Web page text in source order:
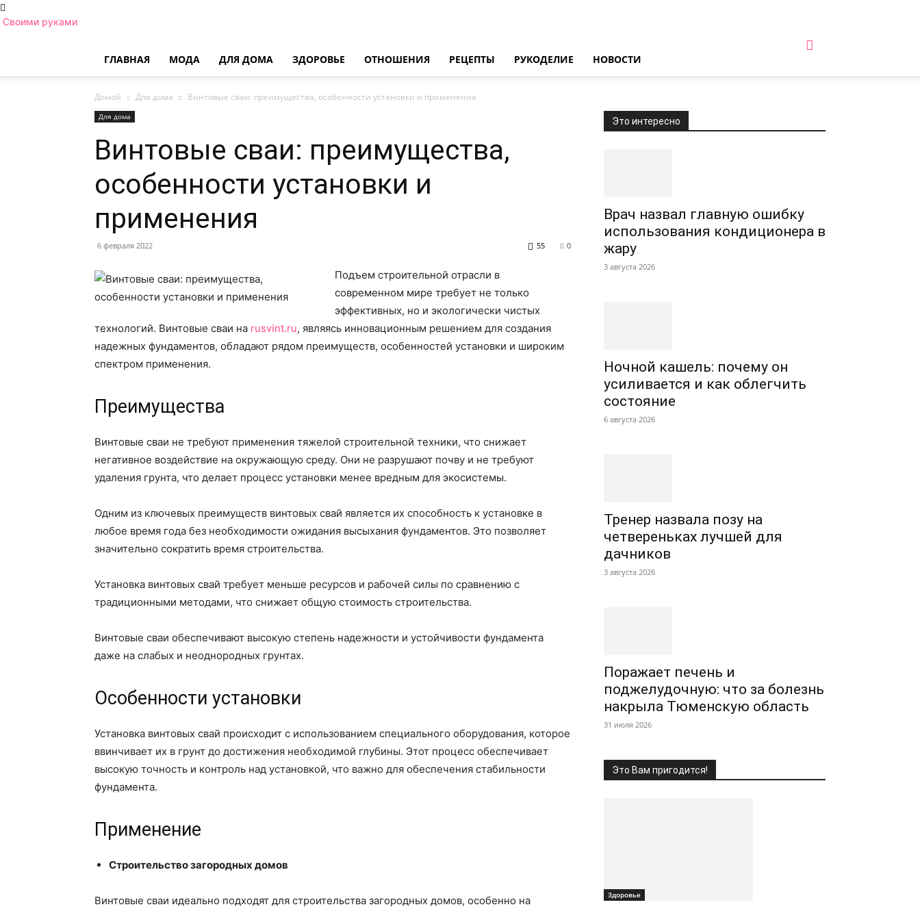
Своими руками
ГЛАВНАЯ МОДА ДЛЯ ДОМА ЗДОРОВЬЕ ОТНОШЕНИЯ РЕЦЕПТЫ РУКОДЕЛИЕ НОВОСТИ
Домой Для дома Винтовые сваи: преимущества, особенности установки и применения
Для дома
Винтовые сваи: преимущества,
особенности установки и
применения
6 февраля 2022 0
55
Подъем строительной отрасли в
современном мире требует не только
эффективных, но и экологически чистых
технологий. Винтовые сваи на rusvint.ru, являясь инновационным решением для создания
надежных фундаментов, обладают рядом преимуществ, особенностей установки и широким
спектром применения.
Преимущества
Винтовые сваи не требуют применения тяжелой строительной техники, что снижает
негативное воздействие на окружающую среду. Они не разрушают почву и не требуют
удаления грунта, что делает процесс установки менее вредным для экосистемы.
Одним из ключевых преимуществ винтовых свай является их способность к установке в
любое время года без необходимости ожидания высыхания фундаментов. Это позволяет
значительно сократить время строительства.
Установка винтовых свай требует меньше ресурсов и рабочей силы по сравнению с
традиционными методами, что снижает общую стоимость строительства.
Винтовые сваи обеспечивают высокую степень надежности и устойчивости фундамента
даже на слабых и неоднородных грунтах.
Особенности установки
Установка винтовых свай происходит с использованием специального оборудования, которое
ввинчивает их в грунт до достижения необходимой глубины. Этот процесс обеспечивает
высокую точность и контроль над установкой, что важно для обеспечения стабильности
фундамента.
Применение
Строительство загородных домов
Винтовые сваи идеально подходят для строительства загородных домов, особенно на
Это интересно
Врач назвал главную ошибку
использования кондиционера в
жару
3 августа 2026
Ночной кашель: почему он
усиливается и как облегчить
состояние
6 августа 2026
Тренер назвала позу на
четвереньках лучшей для
дачников
3 августа 2026
Поражает печень и
поджелудочную: что за болезнь
накрыла Тюменскую область
31 июля 2026
Это Вам пригодится!
Здоровье